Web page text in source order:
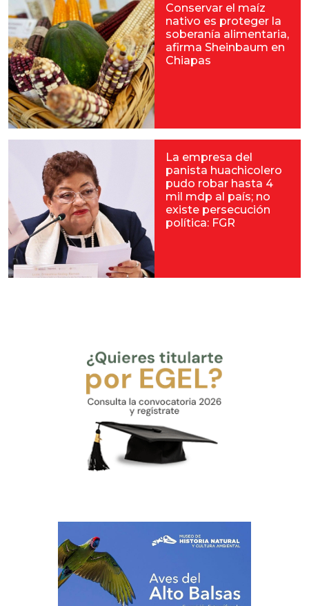
Conservar el maíz
nativo es proteger la
soberanía alimentaria,
afirma Sheinbaum en
Chiapas
La empresa del
panista huachicolero
pudo robar hasta 4
mil mdp al país; no
existe persecución
política: FGR